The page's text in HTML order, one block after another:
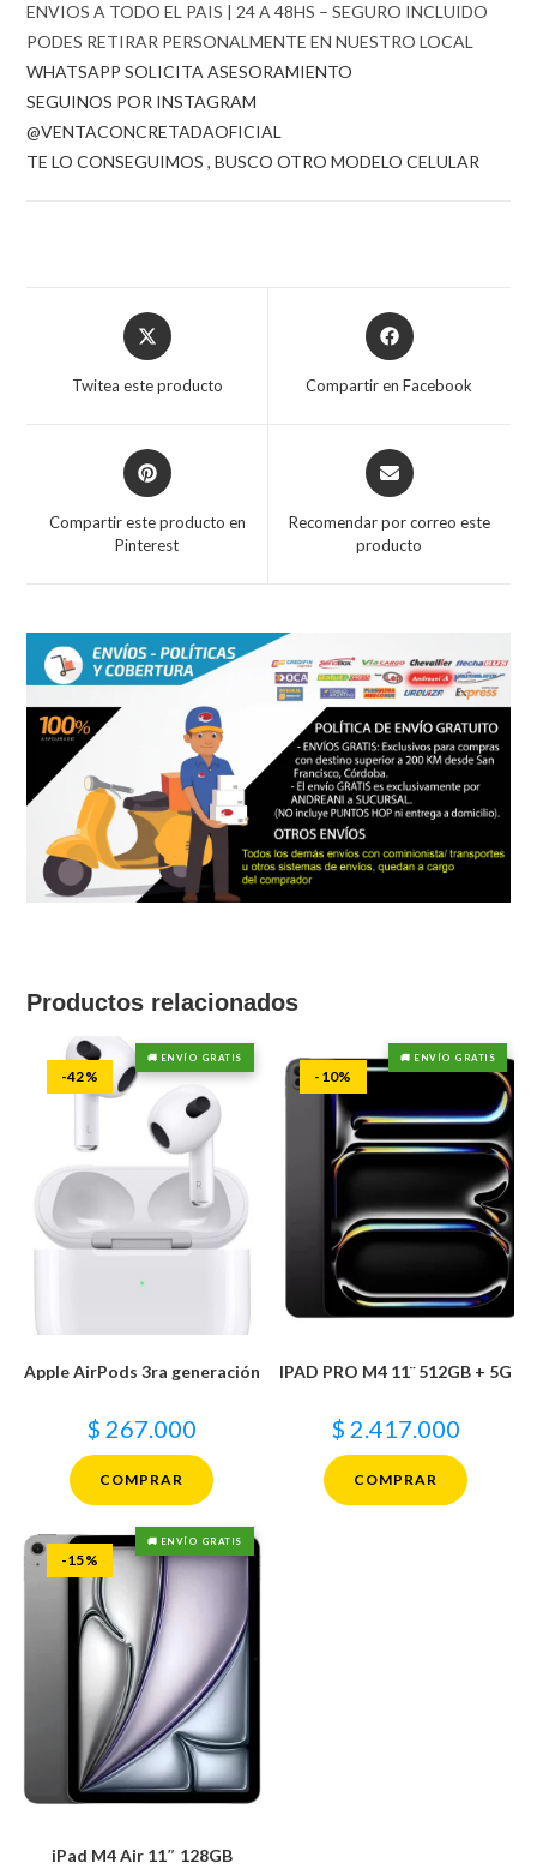
ENVIOS A TODO EL PAIS | 24 A 48HS – SEGURO INCLUIDO
PODES RETIRAR PERSONALMENTE EN NUESTRO LOCAL
WHATSAPP SOLICITA ASESORAMIENTO
SEGUINOS POR INSTAGRAM
@VENTACONCRETADAOFICIAL
TE LO CONSEGUIMOS , BUSCO OTRO MODELO CELULAR
Opens
in
Twitea este producto
Opens
in
Compartir en Facebook
Opens
in
new
Compartir este producto en
Pinterest
Opens
in
new
Recomendar por correo este
producto
Productos relacionados
🚚 ENVÍO GRATIS
-42%
Apple AirPods 3ra generación
$ 267.000
COMPRAR
🚚 ENVÍO GRATIS
-10%
IPAD PRO M4 11¨ 512GB + 5G
$ 2.417.000
COMPRAR
🚚 ENVÍO GRATIS
-15%
iPad M4 Air 11″ 128GB